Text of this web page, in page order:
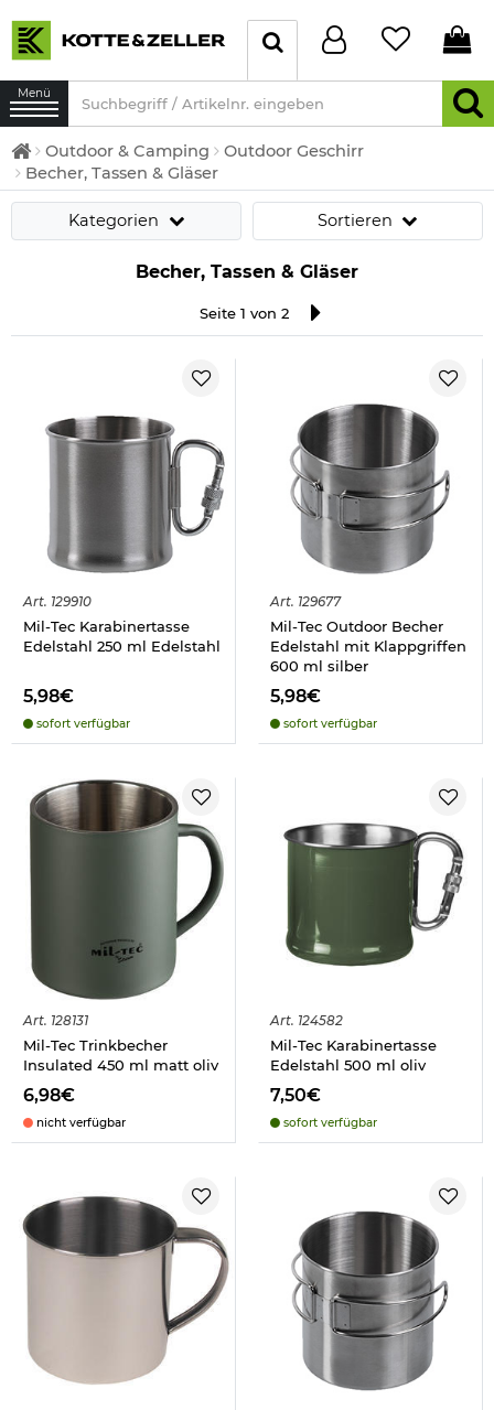
Menü
Outdoor & Camping
Outdoor Geschirr
Becher, Tassen & Gläser
Kategorien Sortieren
Becher, Tassen & Gläser
Seite 1 von 2
Art. 129910
Mil-Tec Karabinertasse
Edelstahl 250 ml Edelstahl
5,98€
sofort verfügbar
Art. 129677
Mil-Tec Outdoor Becher
Edelstahl mit Klappgriffen
600 ml silber
5,98€
sofort verfügbar
Art. 128131
Mil-Tec Trinkbecher
Insulated 450 ml matt oliv
6,98€
nicht verfügbar
Art. 124582
Mil-Tec Karabinertasse
Edelstahl 500 ml oliv
7,50€
sofort verfügbar